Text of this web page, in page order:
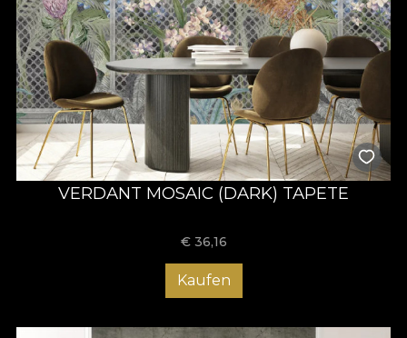
VERDANT MOSAIC (DARK) TAPETE
€ 36,16
Kaufen